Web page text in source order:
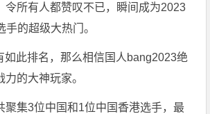
令所有人都赞叹不已，瞬间成为2023
的超级大热门。
如此排名，那么相信国人bang2023绝
的大神玩家。
聚集3位中国和1位中国香港选手，最